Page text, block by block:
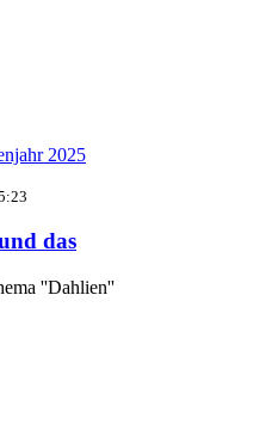
2025
das
''Dahlien''